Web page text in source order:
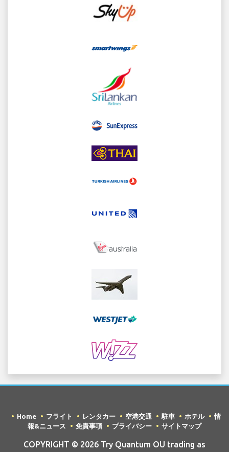
Home フライト レンタカー 空港交通 駐車 ホテル
情
報&ニュース
免責事項 プライバシー サイトマップ
COPYRIGHT © 2026 Try Quantum OU trading as